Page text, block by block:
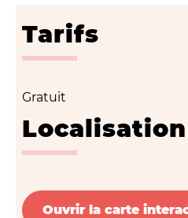
Tarifs
Gratuit
Localisation
Ouvrir la carte